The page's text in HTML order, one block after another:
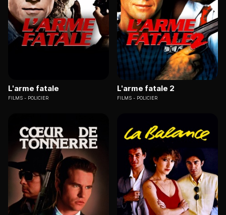
L'arme fatale
FILMS POLICIER
L'arme fatale 2
FILMS POLICIER